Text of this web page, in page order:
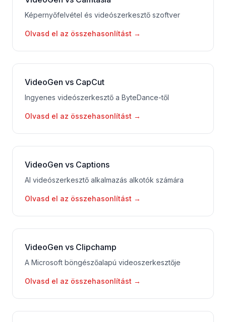
Képernyőfelvétel és videószerkesztő szoftver
Olvasd el az összehasonlítást →
VideoGen vs CapCut
Ingyenes videószerkesztő a ByteDance-től
Olvasd el az összehasonlítást →
VideoGen vs Captions
AI videószerkesztő alkalmazás alkotók számára
Olvasd el az összehasonlítást →
VideoGen vs Clipchamp
A Microsoft böngészőalapú videoszerkesztője
Olvasd el az összehasonlítást →